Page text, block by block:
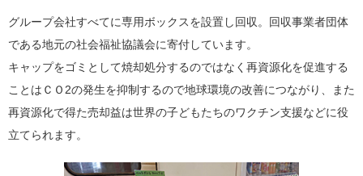
グループ会社すべてに専用ボックスを設置し回収。回収事業者団体
である地元の社会福祉協議会に寄付しています。
キャップをゴミとして焼却処分するのではなく再資源化を促進する
ことはＣＯ2の発生を抑制するので地球環境の改善につながり、また
再資源化で得た売却益は世界の子どもたちのワクチン支援などに役
立てられます。